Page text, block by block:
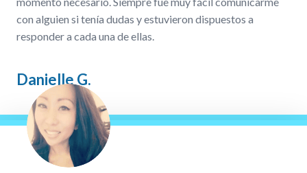
con alguien si tenía dudas y estuvieron dispuestos a
responder a cada una de ellas.
Danielle G.